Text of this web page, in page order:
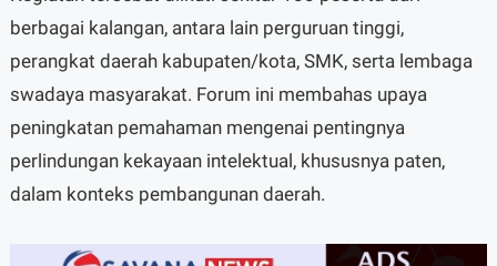
berbagai kalangan, antara lain perguruan tinggi,
perangkat daerah kabupaten/kota, SMK, serta lembaga
swadaya masyarakat. Forum ini membahas upaya
peningkatan pemahaman mengenai pentingnya
perlindungan kekayaan intelektual, khususnya paten,
dalam konteks pembangunan daerah.